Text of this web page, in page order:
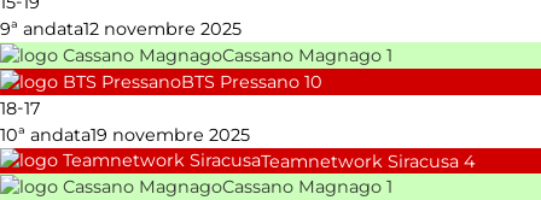
9ª andata12 novembre 2025
Cassano Magnago 1
BTS Pressano 10
18-17
10ª andata19 novembre 2025
Teamnetwork Siracusa 4
Cassano Magnago 1